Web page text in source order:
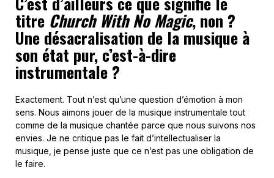
titre Church With No Magic, non ?
Une désacralisation de la musique à
son état pur, c’est-à-dire
instrumentale ?
Exactement. Tout n’est qu’une question d’émotion à mon
sens. Nous aimons jouer de la musique instrumentale tout
comme de la musique chantée parce que nous suivons nos
envies. Je ne critique pas le fait d’intellectualiser la
musique, je pense juste que ce n’est pas une obligation de
le faire.